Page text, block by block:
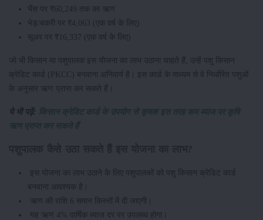
भैंस पर ₹60,249 तक का ऋण
भेड़/बकरी पर ₹4,063 (एक वर्ष के लिए)
सूअर पर ₹16,337 (एक वर्ष के लिए)
जो भी किसान या पशुपालक इस योजना का लाभ उठाना चाहते हैं, उन्हें पशु किसान
क्रेडिट कार्ड (PKCC) बनवाना अनिवार्य है। इस कार्ड के माध्यम से वे निर्धारित पशुओं
के अनुसार ऋण प्राप्त कर सकते हैं।
ये भी पढ़ें: किसान क्रेडिट कार्ड के उपयोग से कृषक इस तरह कम ब्याज पर कृषि
ऋण प्राप्त कर सकते हैं
इस योजना का लाभ उठाने के लिए पशुपालकों को पशु किसान क्रेडिट कार्ड
बनवाना आवश्यक है।
ऋण की राशि 6 समान किस्तों में दी जाएगी।
यह ऋण 4% वार्षिक ब्याज दर पर उपलब्ध होगा।